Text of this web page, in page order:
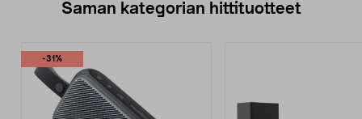
Saman kategorian hittituotteet
-31%